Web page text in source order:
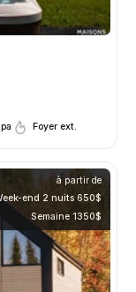
Foyer ext.
à partir de
end 2 nuits 650$
Semaine 1350$